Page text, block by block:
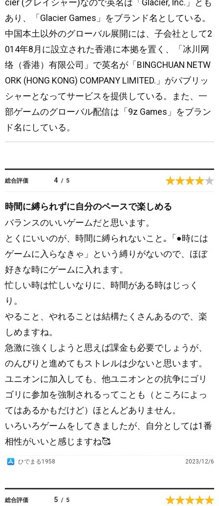
あり、「Glacier Games」をブランド名としている。
中国本土以外のグローバル展開には、子会社として2
014年8月に設立された香港に本拠を置く、「冰川网
络（香港）有限公司」で英名が「BINGCHUAN NETW
ORK (HONG KONG) COMPANY LIMITED.」がパブリッ
シャーとなってサービスを提供している。また、一
部ゲームのグローバル配信は「9z Games」をブラン
ド名にしている。
総合評価 4 / 5
時間に縛られずに自分のペースで楽しめる
バランスのいいゲームだと思います。
とくにいいのが、時間に縛られないこと｡「●時には
ゲームに入らなきゃ」という縛りがないので、ほぼ
好きな時にゲームに入れます。
忙しい時は忙しいなりに、時間がある時はじっく
り。
やること、やれることは結構たくさんあるので、楽
しめますね。
急激に強くしようと思えば課金も必要でしょうが、
のんびりと進めてもストレルは少ないと思います。
ユニオンに加入しても、他ユニオンとの抗争にゴリ
ゴリに参加を強制されるってことも（ところによっ
てはあるかもだけど）ほとんどありません。
いろいろゲームをしてきましたが、自分としては1番
相性がいいと感じますね🥰
A
S
ひでまる1958 2023/12/6
総合評価 5 / 5